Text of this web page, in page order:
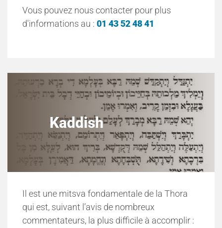
Vous pouvez nous contacter pour plus
d'informations au : 01 43 52 48 41
Kaddish
Il est une mitsva fondamentale de la Thora
qui est, suivant l’avis de nombreux
commentateurs, la plus difficile à accomplir :